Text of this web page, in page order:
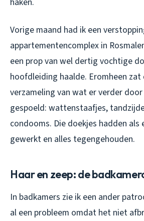
Vorige maand had ik een
appartementencomplex in
een prop van wel dertig vochtige
hoofdleiding haalde. Eromheen
verzameling van wat er verder
gespoeld: wattenstaafjes,
condooms. Die doekjes hadden
gewerkt en alles tegengehouden.
Haar en zeep: de
In badkamers zie ik een ander
al een probleem omdat het niet